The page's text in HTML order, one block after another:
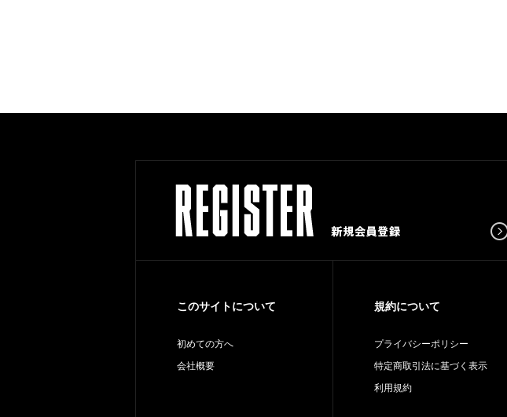
このサイトについて
初めての方へ
会社概要
規約について
プライバシーポリシー
特定商取引法に基づく表示
利用規約